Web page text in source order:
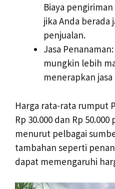
Biaya
jika Anda berada
penjualan.
Jasa
mungkin lebih
menerapkan
Harga rata-rata rumput
Rp 30.000 dan Rp
menurut pelbagai
tambahan seperti
dapat memengaruhi